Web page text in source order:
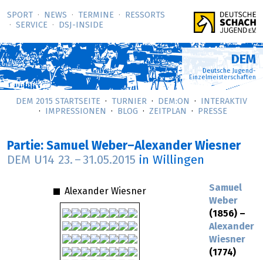
SPORT NEWS TERMINE
RESSORTS
SERVICE
DSJ-­INSIDE
DEM
Deutsche Jugend-
Einzelmeisterschaften
DEM 2015 STARTSEITE TURNIER DEM:ON
INTERAKTIV
IMPRESSIONEN
BLOG ZEITPLAN PRESSE
Partie: Samuel Weber–Alexander Wiesner
DEM U14 23. – 31.05.2015 in Willingen
Alexander Wiesner
Samuel
Weber
(1856) –
Alexander
Wiesner
(1774)